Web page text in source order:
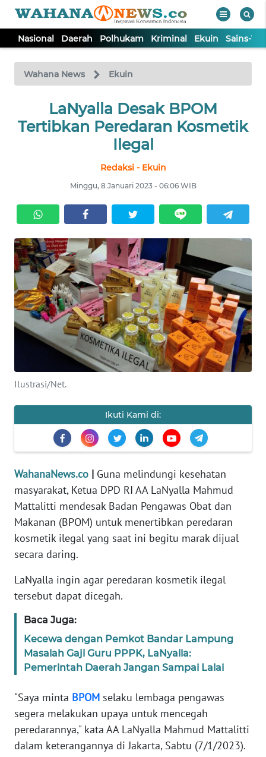
Nasional Daerah Polhukam Kriminal Ekuin Sains-
Wahana News Ekuin
LaNyalla Desak BPOM
Tertibkan Peredaran Kosmetik
Ilegal
Redaksi - Ekuin
Minggu, 8 Januari 2023 - 06:06 WIB
Ilustrasi/Net.
Ikuti Kami di:
WahanaNews.co | Guna melindungi kesehatan
masyarakat, Ketua DPD RI AA LaNyalla Mahmud
Mattalitti mendesak Badan Pengawas Obat dan
Makanan (BPOM) untuk menertibkan peredaran
kosmetik ilegal yang saat ini begitu marak dijual
secara daring.
LaNyalla ingin agar peredaran kosmetik ilegal
tersebut dapat dicegah.
Baca Juga:
Kecewa dengan Pemkot Bandar Lampung
Masalah Gaji Guru PPPK, LaNyalla:
Pemerintah Daerah Jangan Sampai Lalai
"Saya minta BPOM selaku lembaga pengawas
segera melakukan upaya untuk mencegah
peredarannya," kata AA LaNyalla Mahmud Mattalitti
dalam keterangannya di Jakarta, Sabtu (7/1/2023).
TV
Tutup
NASIONAL
KRIMINAL
EKUIN
SAINS-TEKNO
KESEHATAN
INTERNASIONAL
SERBA-SERBI
PENDIDIKAN
OLAHRAGA
OPINI
EDITORIAL
Informasi
BERITA
KAMI
INFO
IKLAN
TENTANG
KAMI
MEDIA